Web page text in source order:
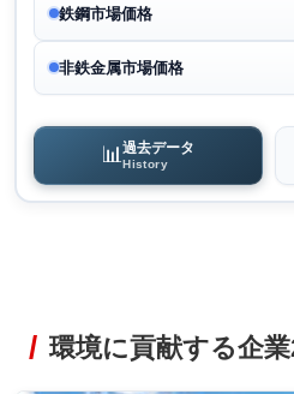
鉄鋼市場価格
非鉄金属市場価格
📊過去データ
History
環境に貢献する企